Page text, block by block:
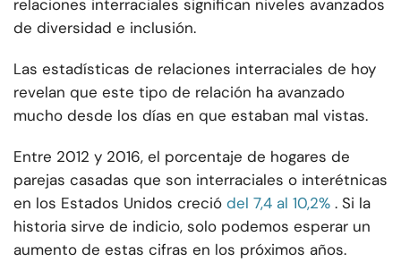
relaciones interraciales significan niveles avanzados
de diversidad e inclusión.
Las estadísticas de relaciones interraciales de hoy
revelan que este tipo de relación ha avanzado
mucho desde los días en que estaban mal vistas.
Entre 2012 y 2016, el porcentaje de hogares de
parejas casadas que son interraciales o interétnicas
en los Estados Unidos creció del 7,4 al 10,2% . Si la
historia sirve de indicio, solo podemos esperar un
aumento de estas cifras en los próximos años.